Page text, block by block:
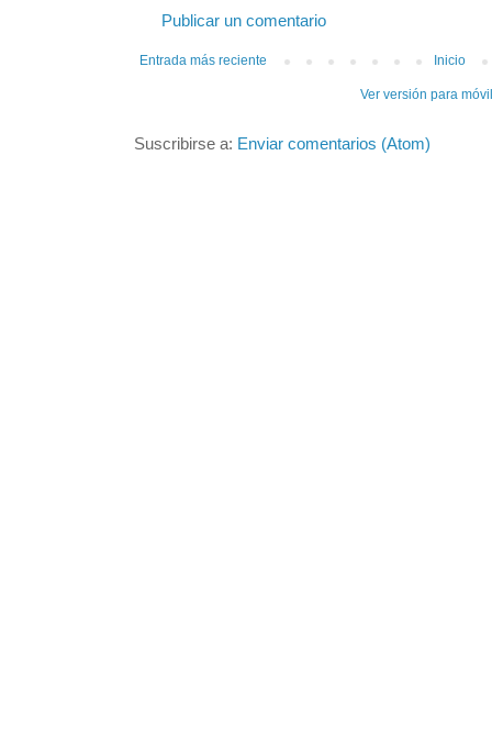
Publicar un comentario
Entrada más reciente Inicio
Ver versión para
Suscribirse a: Enviar comentarios (Atom)